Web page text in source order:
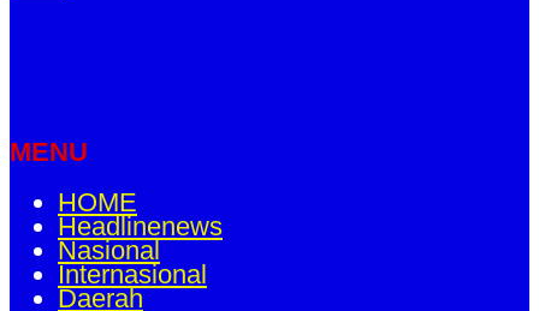
MENU
HOME
Headlinenews
Nasional
Internasional
Daerah